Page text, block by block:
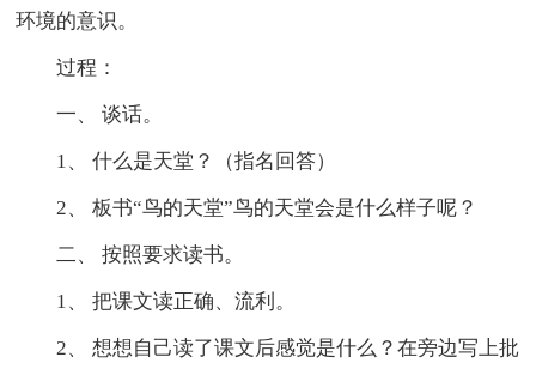
环境的意识。
过程：
一、 谈话。
1、 什么是天堂？（指名回答）
2、 板书“鸟的天堂”鸟的天堂会是什么样子呢？
二、 按照要求读书。
1、 把课文读正确、流利。
2、 想想自己读了课文后感觉是什么？在旁边写上批